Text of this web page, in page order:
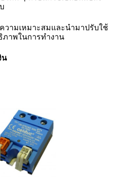
วามเหมาะสมและนำมาปรับใช้
าพในการทำงาน
น